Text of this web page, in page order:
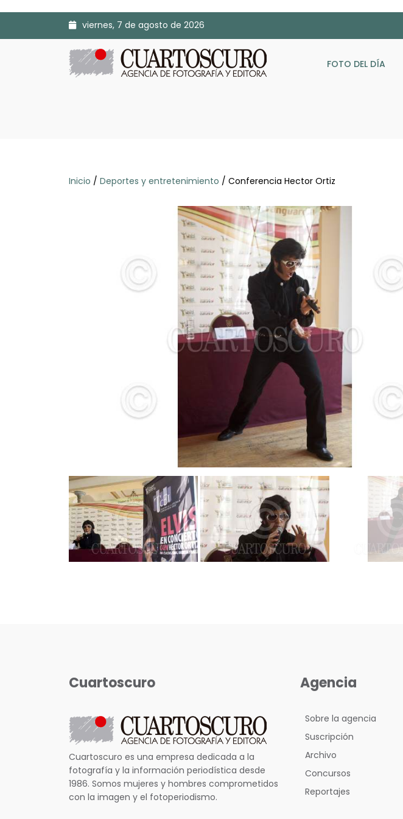
viernes, 7 de agosto de 2026
FOTO DEL DÍA
Inicio / Deportes y entretenimiento / Conferencia Hector Ortiz
Cuartoscuro
Cuartoscuro es una empresa dedicada a la
fotografía y la información periodística desde
1986. Somos mujeres y hombres comprometidos
con la imagen y el fotoperiodismo.
Agencia
Sobre la agencia
Suscripción
Archivo
Concursos
Reportajes